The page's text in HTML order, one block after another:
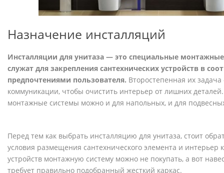
Назначение инсталляций
Инсталляции для унитаза — это специальные
служат для закрепления сантехнических устройств в
предпочтениями пользователя. Второстепенная их
коммуникации, чтобы очистить интерьер от лишних
монтажные системы можно и для напольных, и для
Перед тем как выбрать инсталляцию для унитаза, стоит
условия размещения сантехнического элемента и
устройств монтажную систему можно не покупать, а вот
требует правильно подобранный жесткий каркас.